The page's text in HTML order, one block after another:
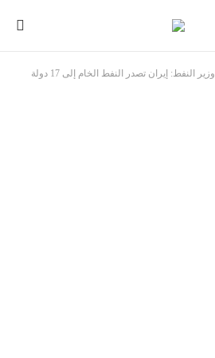
وزير النفط: إيران تصدر النفط الخام إلى 17 دولة